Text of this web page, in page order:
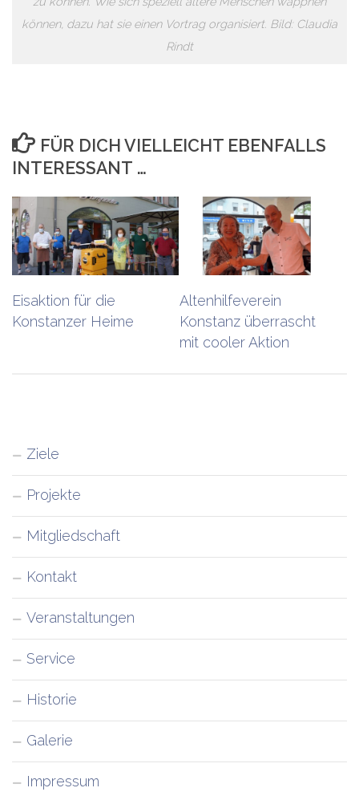
können, dazu hat sie einen Vortrag organisiert. Bild: Claudia
Rindt
FÜR DICH VIELLEICHT EBENFALLS
INTERESSANT …
Eisaktion für die
Konstanzer Heime
Altenhilfeverein
Konstanz überrascht
mit cooler Aktion
Ziele
Projekte
Mitgliedschaft
Kontakt
Veranstaltungen
Service
Historie
Galerie
Impressum